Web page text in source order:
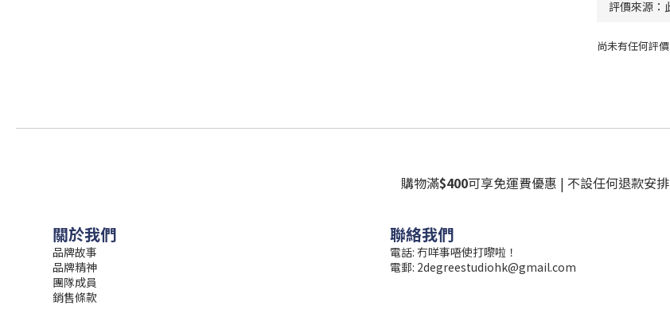
尚未有任何評價
購物滿$400可享免運費優惠 | 不設任何退款安排
關於我們
品牌故事
品牌精神
團隊成員
銷售條款
聯絡我們
電話: 冇咩事唔使打嚟啦！
電郵: 2degreestudiohk@gmail.com